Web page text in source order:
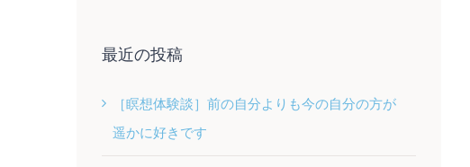
最近の投稿
［瞑想体験談］前の自分よりも今の自分の方が
遥かに好きです